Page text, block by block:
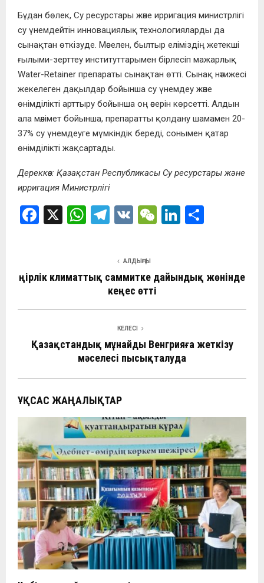
Бұдан бөлек, Су ресурстары және ирригация министрлігі
су үнемдейтін инновациялық технологияларды да
сынақтан өткізуде. Мәселен, былтыр еліміздің жетекші
ғылыми-зерттеу институттарымен бірлесіп мажарлық
Water-Retainer препараты сынақтан өтті. Сынақ нәтижесі
жекелеген дақылдар бойынша су үнемдеу және
өнімділікті арттыру бойынша оң әсерін көрсетті. Алдын
ала мәлімет бойынша, препаратты қолдану шамамен 20-
37% су үнемдеуге мүмкіндік береді, сонымен қатар
өнімділікті жақсартады.
Дереккөз: Қазақстан Республикасы Су ресурстары және
ирригация Министрлігі
F
b
o
X
W
s
p
T
gr
a
m
V
W
h
at
Li
dI
n
р
в
ть
АЛДЫҢҒЫ
Өңірлік климаттық саммитке дайындық жөнінде
кеңес өтті
КЕЛЕСІ
Қазақстандық мұнайды Венгрияға жеткізу
мәселесі пысықталуда
ҰҚСАС ЖАҢАЛЫҚТАР